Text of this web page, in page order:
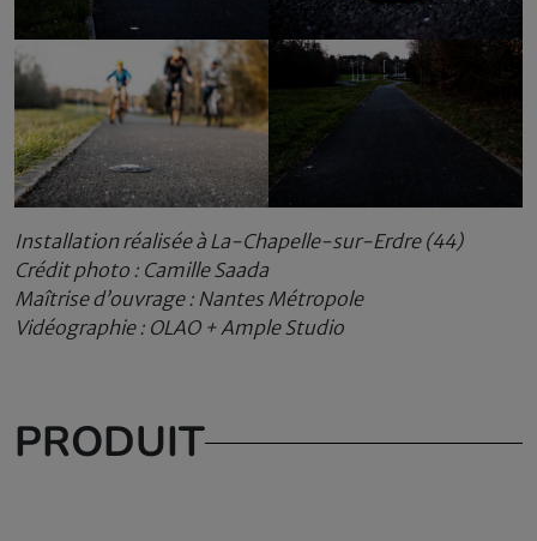
Installation réalisée à La-Chapelle-sur-Erdre (44)
Crédit photo : Camille Saada
Maîtrise d’ouvrage : Nantes Métropole
Vidéographie : OLAO + Ample Studio
PRODUIT